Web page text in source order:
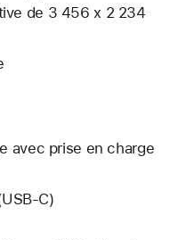
de 3 456 x 2 234
avec prise en charge